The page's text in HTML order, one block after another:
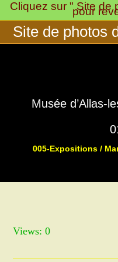
Skip
to
content
Cliquez sur " Site de
pour
Site de photos
Musée d’Allas-
005-Expositions /
Views: 0